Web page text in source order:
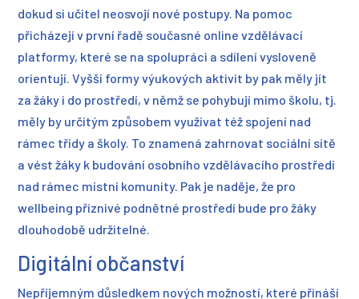
dokud si učitel neosvojí nové postupy. Na pomoc
přicházejí v první řadě současné online vzdělávací
platformy, které se na spolupráci a sdílení vysloveně
orientují. Vyšší formy výukových aktivit by pak měly jít
za žáky i do prostředí, v němž se pohybují mimo školu, tj.
měly by určitým způsobem využívat též spojení nad
rámec třídy a školy. To znamená zahrnovat sociální sítě
a vést žáky k budování osobního vzdělávacího prostředí
nad rámec místní komunity. Pak je naděje, že pro
wellbeing příznivé podnětné prostředí bude pro žáky
dlouhodobě udržitelné.
Digitální občanství
Nepříjemným důsledkem nových možností, které přináší